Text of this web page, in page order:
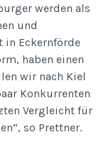
werden als
und
in Eckernförde
haben einen
wir nach Kiel
Konkurrenten
Vergleicht für
so Prettner.